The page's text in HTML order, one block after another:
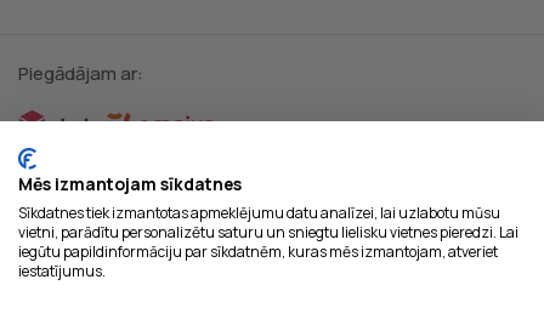
Piegādājam ar:
Droši maksājumi:
Mēs izmantojam sīkdatnes
Sīkdatnes tiek izmantotas apmeklējumu datu analīzei, lai uzlabotu mūsu
vietni, parādītu personalizētu saturu un sniegtu lielisku vietnes pieredzi. Lai
iegūtu papildinformāciju par sīkdatnēm, kuras mēs izmantojam, atveriet
iestatījumus.